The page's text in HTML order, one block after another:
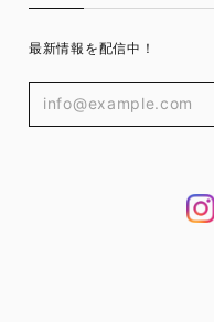
最新情報を配信中！